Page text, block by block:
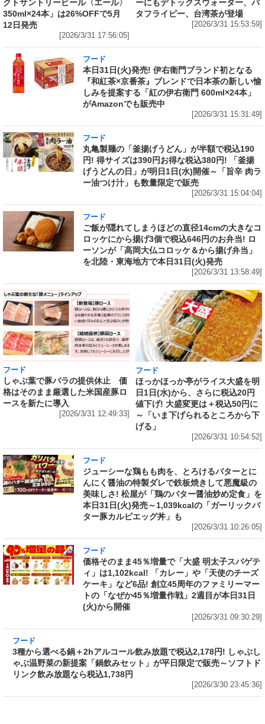
クトサントリービール〈エール〉
350ml×24本」は26%OFFで5月
12日発売
[2026/3/31 17:56:05]
ーにもデトックスウォーター、バ
タフライピー、台湾茶が登場
[2026/3/31 15:53:59]
フード
本日31日(火)発売! 伊右衛門ブランド初となる
『和紅茶×京番茶』ブレンドで日本茶の新しい愉
しみを提案する「紅の伊右衛門 600ml×24本」
がAmazonでも販売中
[2026/3/31 15:31:49]
フード
丸亀製麺の「釜揚げうどん」が半額で税込190
円! 得サイズは390円お得な税込380円! 「釜揚
げうどんの日」が明日1日(水)開催～「旨辛 肉ラ
ー油つけ汁」も数量限定で販売
[2026/3/31 15:04:04]
フード
ご飯が隠れてしまうほどの直径14cmの大きなコ
ロッケにから揚げ3個で税込646円のお弁当! ロ
ーソンが「高岡大仏コロッケ＆から揚げ弁当」
を北陸・東海地方で本日31日(火)発売
[2026/3/31 13:58:49]
フード
しゃぶ葉で豚バラの提供休止 価
格はそのまま厳選した米国産豚ロ
ースを新たに導入
[2026/3/31 12:49:33]
フード
ほっかほっか亭がライス大盛を明
日1日(水)から、さらに税込20円
値下げ! 大盛変更は＋税込50円に
～「いま下げられるところから下
げる」
[2026/3/31 10:54:52]
フード
ジューシーな鶏もも肉を、とろけるバターとに
んにく醤油の特製ダレで鉄板焼きして悪魔級の
美味しさ! 松屋が「鶏のバター醤油炒め定食」を
本日31日(火)発売～1,039kcalの「ガーリックバ
ター豚カルビエッグ丼」も
[2026/3/31 10:26:05]
フード
価格そのまま45％増量で「大盛 明太子スパゲテ
ィ」は1,102kcal! 「カレー」や「天使のチーズ
ケーキ」など6品! 創立45周年のファミリーマー
トの「なぜか45％増量作戦」2週目が本日31日
(火)から開催
[2026/3/31 09:30:29]
3種から選べる鍋＋2hアルコール飲み放題で税
込2,178円! しゃぶしゃぶ温野菜の新提案「鍋飲
みセット」が平日限定で販売～ソフトドリンク
[2026/3/30 23:45:36]